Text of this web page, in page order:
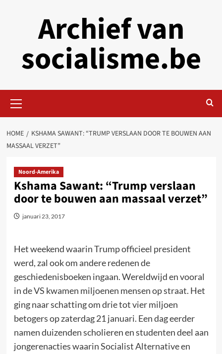
Archief van
socialisme.be
Menu
HOME
KSHAMA SAWANT: “TRUMP VERSLAAN DOOR TE BOUWEN AAN
MASSAAL VERZET”
Noord-Amerika
Kshama Sawant: “Trump verslaan
door te bouwen aan massaal verzet”
januari 23, 2017
Het weekend waarin Trump officieel president
werd, zal ook om andere redenen de
geschiedenisboeken ingaan. Wereldwijd en vooral
in de VS kwamen miljoenen mensen op straat. Het
ging naar schatting om drie tot vier miljoen
betogers op zaterdag 21 januari. Een dag eerder
namen duizenden scholieren en studenten deel aan
jongerenacties waarin Socialist Alternative en